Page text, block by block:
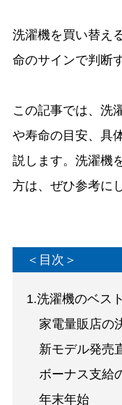
洗濯機を買い替え
命のサインで判断
この記事では、洗
や寿命の目安、具
説します。洗濯機
方は、ぜひ参考に
＜目次＞
1.洗濯機のベス
家電量販店の
新モデル発売
ボーナス支給
年末年始